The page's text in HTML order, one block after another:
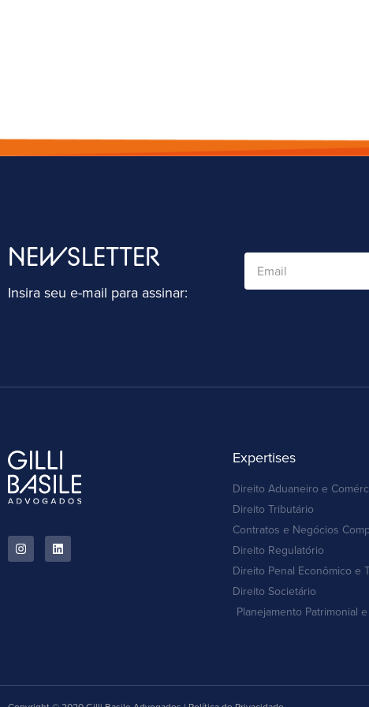
NEWSLETTER
Insira seu e-mail para assinar:
Expertises
Direito Aduaneiro e
Direito Tributário
Contratos e Negócios
Direito Regulatório
Direito Penal Econômico e
Direito Societário
Planejamento Patrimonial